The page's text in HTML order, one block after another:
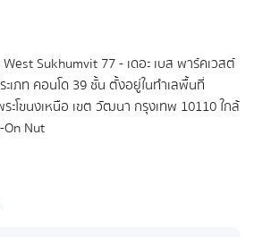
Sukhumvit 77 - เดอะ เบส พาร์คเวสต์
ะเภท คอนโด 39 ชั้น ตั้งอยู่ในทำเลพื้นที่
โขนงเหนือ เขต วัฒนา กรุงเทพ 10110 ใกล้
Nut